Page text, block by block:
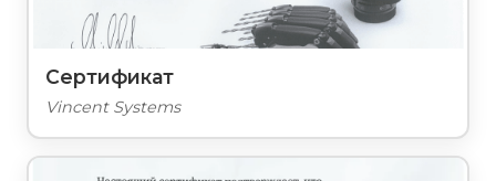
Сертификат
Vincent Systems